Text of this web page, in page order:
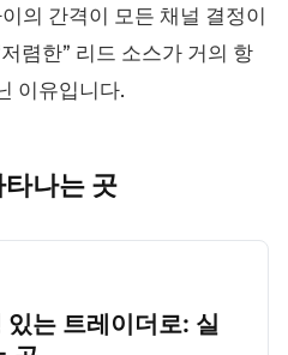
의 간격이 모든 채널 결정이
렴한” 리드 소스가 거의 항
이유입니다.
나는 곳
는 트레이더로: 실